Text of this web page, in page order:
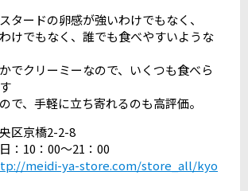
タードの卵感が強いわけでもなく、
けでもなく、誰でも食べやすいような
でクリーミーなので、いくつも食べら
で、手軽に立ち寄れるのも高評価。
区京橋2-2-8
：10：00～21：00
meidi-ya-store.com/store_all/kyo